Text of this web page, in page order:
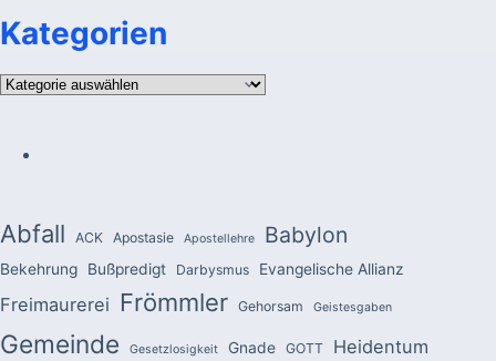
Kategorien
Kategorien
Abfall ACK Apostasie Apostellehre Babylon
Bekehrung Bußpredigt Darbysmus Evangelische Allianz
Freimaurerei Frömmler Gehorsam Geistesgaben
Gemeinde Gesetzlosigkeit Gnade GOTT Heidentum